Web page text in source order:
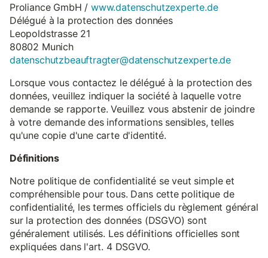
Proliance GmbH /www.datenschutzexperte.de
Délégué à la protection des données
Leopoldstrasse 21
80802 Munich
datenschutzbeauftragter@datenschutzexperte.de
Lorsque vous contactez le délégué à la protection des
données, veuillez indiquer la société à laquelle votre
demande se rapporte. Veuillez vous abstenir de joindre
à votre demande des informations sensibles, telles
qu'une copie d'une carte d'identité.
Définitions
Notre politique de confidentialité se veut simple et
compréhensible pour tous. Dans cette politique de
confidentialité, les termes officiels du règlement général
sur la protection des données (DSGVO) sont
généralement utilisés. Les définitions officielles sont
expliquées dans l'art. 4 DSGVO.